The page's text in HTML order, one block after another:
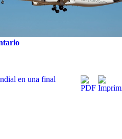
en una final